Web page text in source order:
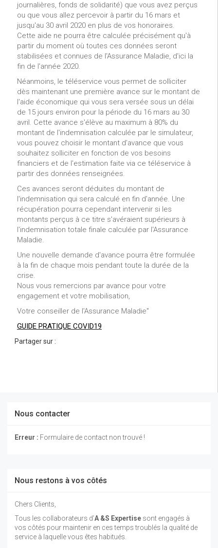
journalières, fonds de solidarité) que vous avez perçus
ou que vous allez percevoir à partir du 16 mars et
jusqu'au 30 avril 2020 en plus de vos honoraires.
Cette aide ne pourra être calculée précisément qu'à
partir du moment où toutes ces données seront
stabilisées et connues de l'Assurance Maladie, d'ici la
fin de l'année 2020.
Néanmoins, le téléservice vous permet de solliciter
dès maintenant une première avance sur le montant de
l'aide économique qui vous sera versée sous un délai
de 15 jours environ pour la période du 16 mars au 30
avril. Cette avance s'élève au maximum à 80% du
montant de l'indemnisation calculée par le simulateur,
vous pouvez choisir le montant d'avance que vous
souhaitez solliciter en fonction de vos besoins
financiers et de l'estimation faite via ce téléservice à
partir des données renseignées.
Ces avances seront déduites du montant de
l'indemnisation qui sera calculé en fin d'année. Une
récupération pourra cependant intervenir si les
montants perçus à ce titre s'avéraient supérieurs à
l'indemnisation totale finale calculée par l'Assurance
Maladie.
Une nouvelle demande d'avance pourra être formulée
à la fin de chaque mois pendant toute la durée de la
crise.
Nous vous remercions par avance pour votre
engagement et votre mobilisation,
Votre conseiller de l'Assurance Maladie"
GUIDE PRATIQUE COVID19
Partager sur :
Nous contacter
Erreur : Formulaire de contact non trouvé !
Nous restons à vos côtés
Chers Clients,
Tous les collaborateurs d’A &S Expertise sont engagés à
vos côtés pour maintenir en ces temps troublés la qualité de
service à laquelle vous êtes habitués.